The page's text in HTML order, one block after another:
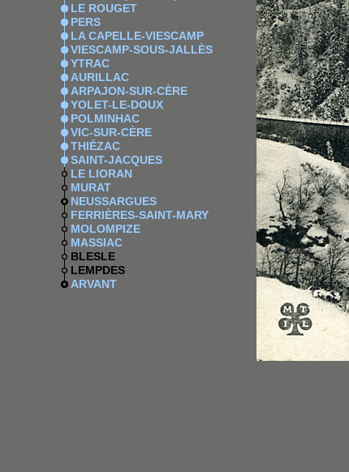
LE ROUGET
PERS
LA CAPELLE-VIESCAMP
VIESCAMP-SOUS-JALLÈS
YTRAC
AURILLAC
ARPAJON-SUR-CÈRE
YOLET-LE-DOUX
POLMINHAC
VIC-SUR-CÈRE
THIÉZAC
SAINT-JACQUES
LE LIORAN
MURAT
NEUSSARGUES
FERRIÈRES-SAINT-MARY
MOLOMPIZE
MASSIAC
BLESLE
LEMPDES
ARVANT